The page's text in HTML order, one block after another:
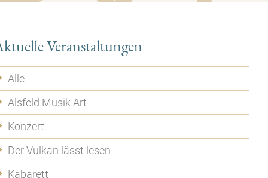
Veranstaltungen
Alle
Alsfeld Musik Art
Konzert
Der Vulkan lässt lesen
Kabarett